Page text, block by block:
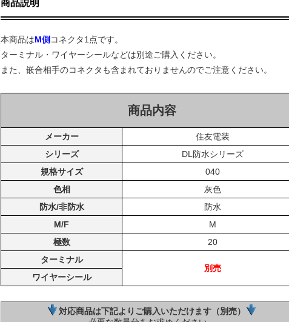
商品説明
本商品はM側 コネクタ1点です。
ターミナル・ワイヤーシールなどは別途ご購入ください。
また、嵌合相手のコネクタも含まれておりませんのでご注意ください。
商品内容
メーカー
住友電装
シリーズ
DL防水シリーズ
規格サイズ
040
色相
灰色
防水/非防水
防水
M/F
M
極数
20
ターミナル
別売
ワイヤーシール
対応商品は下記よりご購入いただけます（別売）